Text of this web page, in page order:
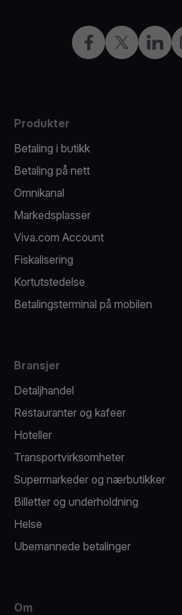
Facebook
X
Produkter
Betaling i butikk
Betaling på nett
Omnikanal
Markedsplasser
Viva.com Account
Fiskalisering
Kortutstedelse
Betalingsterminal på mobilen
Bransjer
Detaljhandel
Restauranter og kafeer
Hoteller
Transportvirksomheter
Supermarkeder og nærbutikker
Billetter og underholdning
Helse
Ubemannede betalinger
Om